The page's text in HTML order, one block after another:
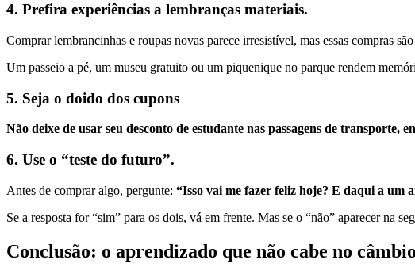
4. Prefira experiências a lembranças materiais.
Comprar lembrancinhas e roupas novas parece irresistível, mas essas compras
Um passeio a pé, um museu gratuito ou um piquenique no parque rendem
5. Seja o doido dos cupons
Não deixe de usar seu desconto de estudante nas passagens de transporte,
6. Use o “teste do futuro”.
Antes de comprar algo, pergunte: “Isso vai me fazer feliz hoje? E daqui a um
Se a resposta for “sim” para os dois, vá em frente. Mas se o “não” aparecer na
Conclusão: o aprendizado que não cabe no câmbio